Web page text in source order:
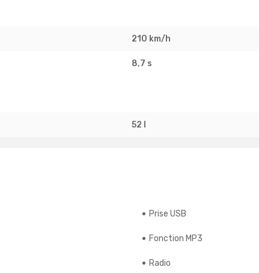
210 km/h
8,7 s
52 l
Prise USB
Fonction MP3
Radio